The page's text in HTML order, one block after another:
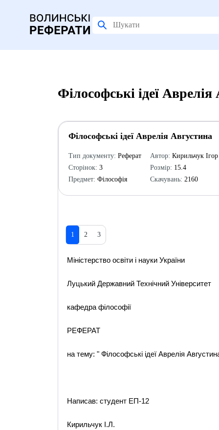
Філософські ідеї
Філософські ідеї Аврелія Августина
Тип документу: Реферат
Сторінок: 3
Предмет: Філософія
Автор: Кирильчук Ігор
Розмір: 15.4
Скачувань: 2160
1 2 3
Міністерство освіти і науки України
Луцький Державний Технічний Університет
кафедра філософії
РЕФЕРАТ
на тему: " Філософські ідеї Аврелія
Написав: студент ЕП-12
Кирильчук І.Л.